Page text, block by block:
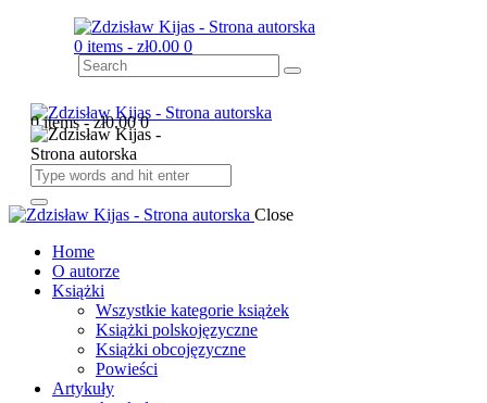
0 items - zł0.00 0
0 items-zł0.00 0
Close
Home
O autorze
Książki
Wszystkie kategorie książek
Książki polskojęzyczne
Książki obcojęzyczne
Powieści
Artykuły